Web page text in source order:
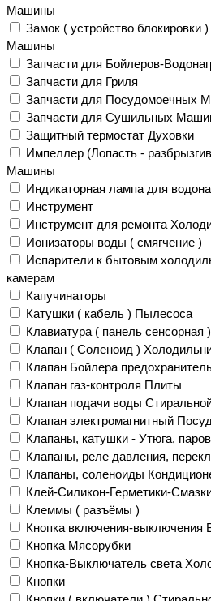
Машины
Замок ( устройство
Машины
Запчасти для Бойлеров-
Запчасти для Гриля
Запчасти для Посудомоечных
Запчасти для Сушильных
Защитный термостат Духовки
Импеллер (Лопасть -
Машины
Индикаторная лампа для
Инструмент
Инструмент для ремонта
Ионизаторы воды ( смягчение )
Испарители к бытовым
камерам
Капучинаторы
Катушки ( кабель ) Пылесоса
Клавиатура ( панель сенсорная
Клапан ( Соленоид )
Клапан Бойлера
Клапан газ-контроля Плиты
Клапан подачи воды
Клапан электромагнитный
Клапаны, катушки - Утюга,
Клапаны, реле давления,
Клапаны, соленоиды
Клей-Силикон-Герметики-
Клеммы ( разъёмы )
Кнопка включения-выключения
Кнопка Мясорубки
Кнопка-Выключатель света
Кнопки